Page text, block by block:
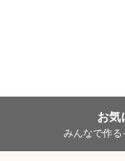
お気
みんなで作